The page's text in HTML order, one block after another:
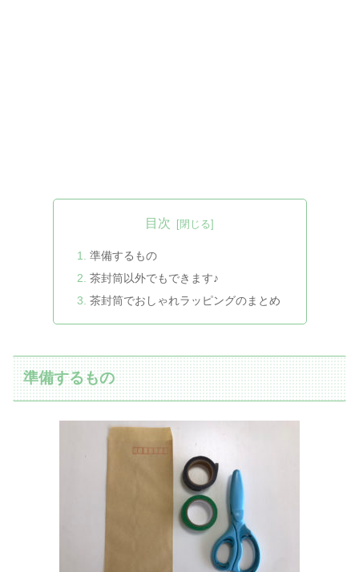
目次
準備するもの
茶封筒以外でもできます♪
茶封筒でおしゃれラッピングのまとめ
準備するもの